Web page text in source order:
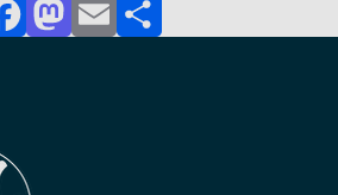
FacebookMastodon
EmailPartager